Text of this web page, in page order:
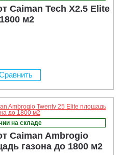
Caiman Tech X2.5 Elite
м2
на складе
Caiman Ambrogio
газона до 1800 м2